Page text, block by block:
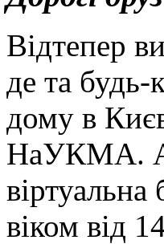
Відтепер
де та
дому в
НаУКМА.
віртуальна
віком від